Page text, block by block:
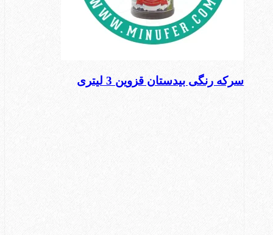
سرکه رنگی بیدستان قزوین 3 لیتری